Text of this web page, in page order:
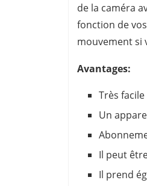
de la caméra
fonction de
mouvement si
Avantages:
Très
Un
Il peut
Il prend